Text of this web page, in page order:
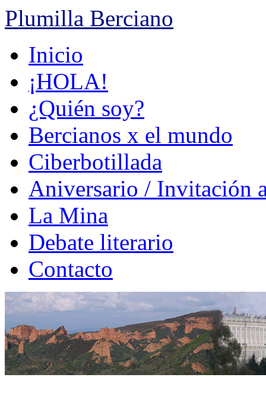
Plumilla Berciano
contenidoInicio
¡HOLA!
¿Quién soy?
Bercianos x el mundo
Ciberbotillada
Aniversario / Invitación
La Mina
Debate literario
Contacto